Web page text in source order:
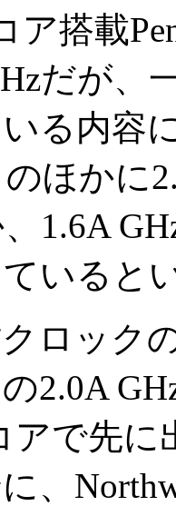
ア搭載
だが、
る内容
のほかに
1.6A
いると
ロック
2.0A
アで先
、